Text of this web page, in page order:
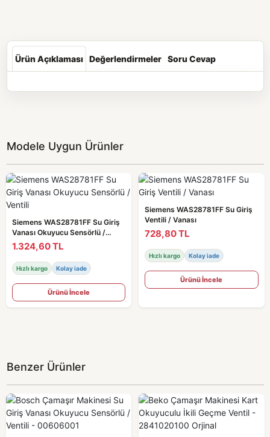
Ürün Açıklaması Değerlendirmeler Soru Cevap
Modele Uygun Ürünler
Siemens WAS28781FF Su Giriş
Vanası Okuyucu Sensörlü /
Ventili
1.324,60 TL
Hızlı kargo Kolay iade
Ürünü İncele
Siemens WAS28781FF Su Giriş
Ventili / Vanası
728,80 TL
Hızlı kargo Kolay iade
Ürünü İncele
Benzer Ürünler